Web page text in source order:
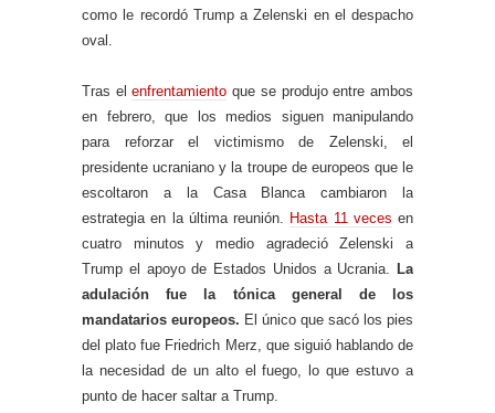
como le recordó Trump a Zelenski en el despacho
oval.
Tras elenfrentamiento que se produjo entre ambos
en febrero, que los medios siguen manipulando
para reforzar el victimismo de Zelenski, el
presidente ucraniano y la troupe de europeos que le
escoltaron a la Casa Blanca cambiaron la
estrategia en la última reunión. Hasta 11 veces en
cuatro minutos y medio agradeció Zelenski a
Trump el apoyo de Estados Unidos a Ucrania. La
adulación fue la tónica general de los
mandatarios europeos. El único que sacó los pies
del plato fue Friedrich Merz, que siguió hablando de
la necesidad de un alto el fuego, lo que estuvo a
punto de hacer saltar a Trump.